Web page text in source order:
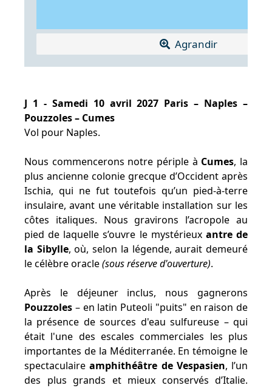
Agrandir
J 1 - Samedi 10 avril 2027 Paris – Naples –
Pouzzoles – Cumes
Vol pour Naples.
Nous commencerons notre périple à Cumes, la
plus ancienne colonie grecque d’Occident après
Ischia, qui ne fut toutefois qu’un pied-à-terre
insulaire, avant une véritable installation sur les
côtes italiques. Nous gravirons l’acropole au
pied de laquelle s’ouvre le mystérieux antre de
la Sibylle, où, selon la légende, aurait demeuré
le célèbre oracle(sous réserve d'ouverture).
Après le déjeuner inclus, nous gagnerons
Pouzzoles – en latin Puteoli "puits" en raison de
la présence de sources d'eau sulfureuse – qui
était l'une des escales commerciales les plus
importantes de la Méditerranée. En témoigne le
spectaculaireamphithéâtre de Vespasien, l’un
des plus grands et mieux conservés d’Italie.